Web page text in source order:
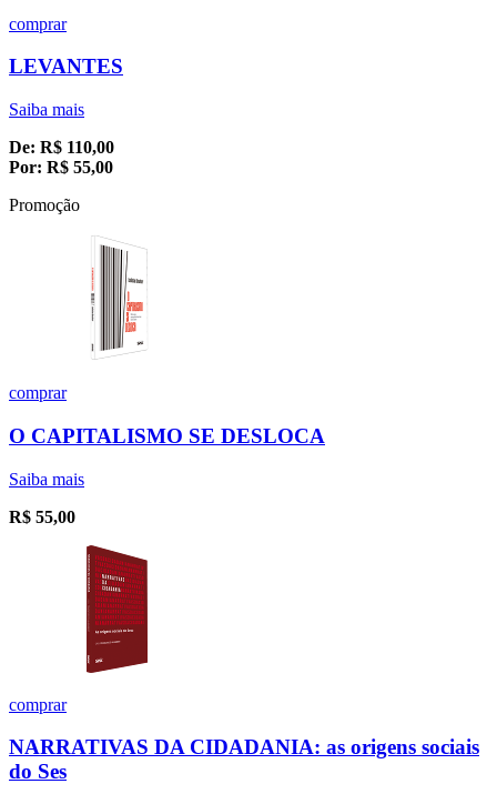
comprar
LEVANTES
Saiba mais
De: R$ 110,00
Por: R$ 55,00
Promoção
comprar
O CAPITALISMO SE DESLOCA
Saiba mais
R$ 55,00
comprar
NARRATIVAS DA CIDADANIA: as origens sociais
do Ses